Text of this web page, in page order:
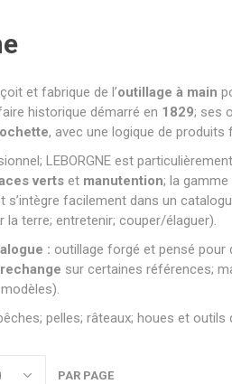
et fabrique de l’outillage à main
historique démarré en 1829; ses
, avec une logique de
LEBORGNE est
vertset manutention; la
s’intègre facilement dans un
la terre; entretenir; couper/élaguer).
: outillage forgé et pensé
sur certaines références;
pelles; râteaux; houes et
PAR PAGE